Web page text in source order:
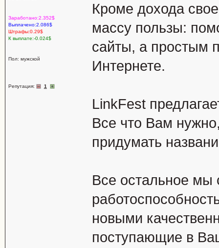
Заработано:2.352$
Выплачено:2.086$
Штрафы:0.29$
К выплате:-0.024$
Пол: мужской
Репутация: 1
Кроме дохода
массу пользы:
сайты, а простым
Интернете.
LinkFest
Все что Вам
придумать
Все остальное мы
новыми
поступающие в